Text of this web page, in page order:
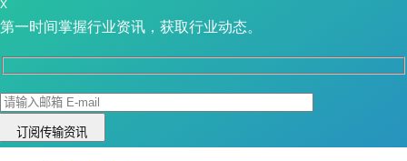
X
第一时间掌握行业资讯，获取行业动态。